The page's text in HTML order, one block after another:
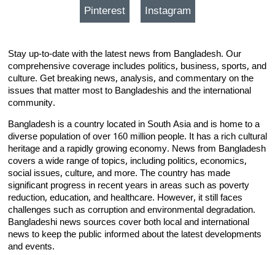
Pinterest Instagram
Stay up-to-date with the latest news from Bangladesh. Our
comprehensive coverage includes politics, business, sports, and
culture. Get breaking news, analysis, and commentary on the
issues that matter most to Bangladeshis and the international
community.
Bangladesh is a country located in South Asia and is home to a
diverse population of over 160 million people. It has a rich cultural
heritage and a rapidly growing economy. News from Bangladesh
covers a wide range of topics, including politics, economics,
social issues, culture, and more. The country has made
significant progress in recent years in areas such as poverty
reduction, education, and healthcare. However, it still faces
challenges such as corruption and environmental degradation.
Bangladeshi news sources cover both local and international
news to keep the public informed about the latest developments
and events.